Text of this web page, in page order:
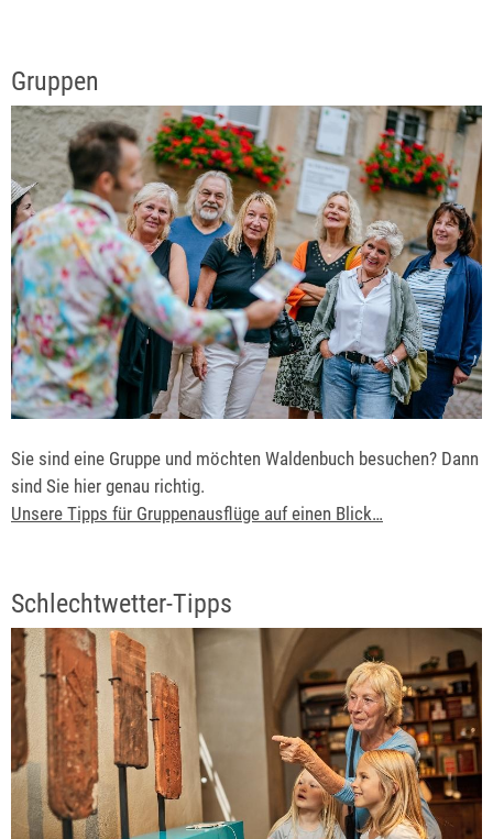
Gruppen
Sie sind eine Gruppe und möchten Waldenbuch besuchen? Dann
sind Sie hier genau richtig.
Unsere Tipps für Gruppenausflüge auf einen Blick…
Schlechtwetter-Tipps